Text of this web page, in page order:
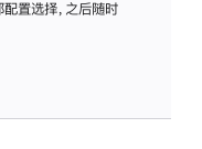
置选择，之后随时